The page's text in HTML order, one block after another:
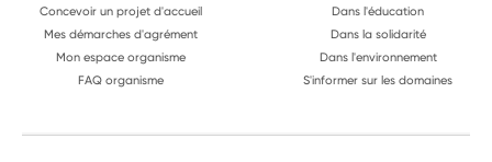
Concevoir un projet d'accueil
Mes démarches d'agrément
Mon espace organisme
FAQ organisme
Dans l'éducation
Dans la solidarité
Dans l'environnement
S'informer sur les domaines